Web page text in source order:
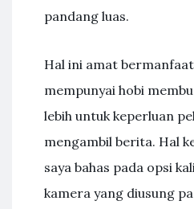
pandang luas.
Hal ini amat
mempunyai hobi
lebih untuk keperluan
mengambil berita. Hal
saya bahas pada opsi
kamera yang diusung